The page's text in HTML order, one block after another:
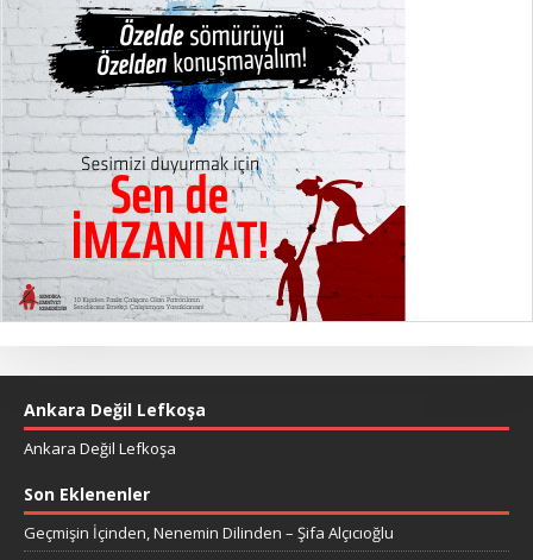
Ankara Değil Lefkoşa
Ankara Değil Lefkoşa
Son Eklenenler
Geçmişin İçinden, Nenemin Dilinden – Şifa Alçıcıoğlu